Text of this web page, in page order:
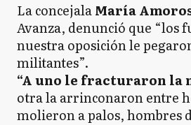
La concejalaMaría
Avanza, denunció que “los
nuestra oposición le
militantes”.
“A uno le fracturaron la
otra la arrinconaron entre
molieron a palos, hombres